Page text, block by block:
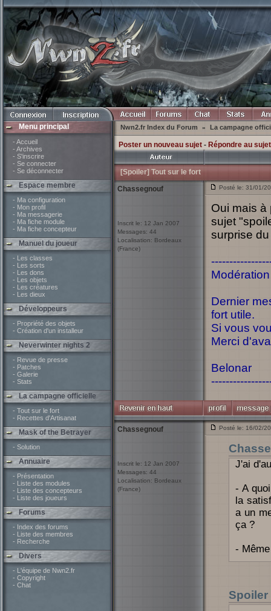
Menu principal
- Accueil
- Archives
- S'inscrire
- Se connecter
- Se déconnecter
Espace membre
- Ma configuration
- Mon profil
- Ma messagerie
- Ma fiche module
- Ma fiche concepteur
Manuel du joueur
- Les classes
- Les sorts
- Les dons
- Les objets
- Les créatures
- Les dieux
Développeurs
- Propriété des objets
- Création d'un installeur
Neverwinter nights 2
- Revue de presse
- Patches
- Galerie
- Stats
La campagne officielle
- Tout sur le fort
- Recettes d'Artisanat
Mask of the Betrayer
- Solution
Annuaire
- Présentation
- Liste des modules
- Liste des concepteurs
- Liste des joueurs
Forums
- Index des forums
- Liste des membres
- Recherche
Divers
- L'équipe de Nwn2.fr
- Copyright
- Chat
Nwn2.fr Index du Forum » La campagne
Poster un nouveau sujet- Répondre au sujet
[Spoiler] Tout sur le fort
Chassegnouf
Inscrit le: 12 Jan 2007
Messages: 44
Localisation: Bordeaux
(France)
Posté le: 31/01/
Oui mais à
sujet
surprise
Modération
Dernier
fort utile.
Si vous
Merci
Belonar
Chassegnouf
Inscrit le: 12 Jan 2007
Messages: 44
Localisation: Bordeaux
(France)
Posté le: 16/02/
J'ai
- A
la
a un
ça ?
-
Spoiler